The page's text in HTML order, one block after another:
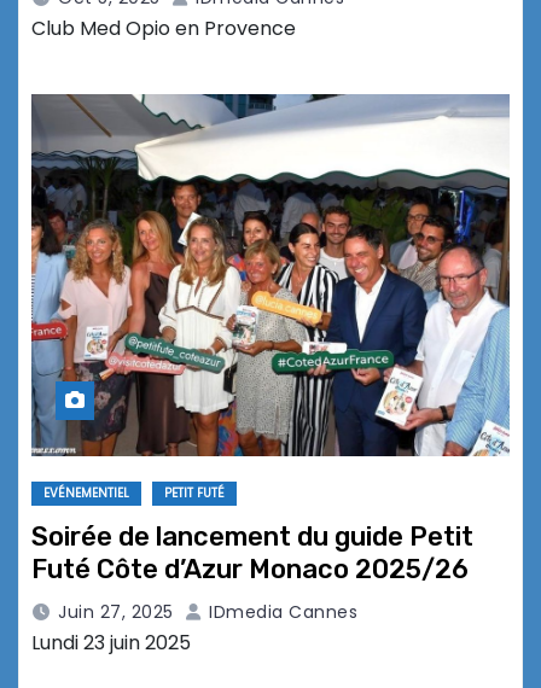
Club Med Opio en Provence
EVÉNEMENTIEL PETIT FUTÉ
Soirée de lancement du guide Petit
Futé Côte d’Azur Monaco 2025/26
Juin 27, 2025 IDmedia Cannes
Lundi 23 juin 2025